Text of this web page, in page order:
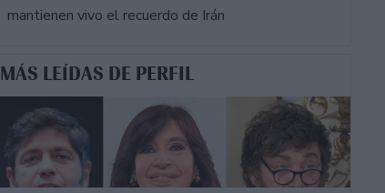
mantienen vivo el recuerdo de Irán
MÁS LEÍDAS DE PERFIL